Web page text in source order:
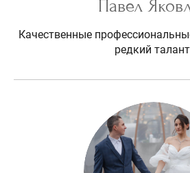
Павел
Качественные
редкий